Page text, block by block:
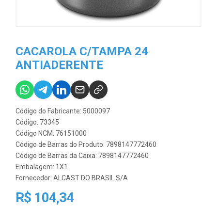
CACAROLA C/TAMPA 24
ANTIADERENTE
Código do Fabricante: 5000097
Código: 73345
Código NCM: 76151000
Código de Barras do Produto: 7898147772460
Código de Barras da Caixa: 7898147772460
Embalagem: 1X1
Fornecedor: ALCAST DO BRASIL S/A
R$ 104,34